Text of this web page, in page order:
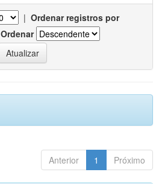
| Ordenar registros por
Ordenar
Anterior 1 Próximo